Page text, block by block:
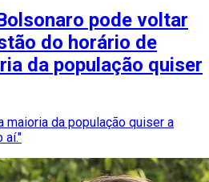
pode voltar
do horário de
da população quiser
maioria da população quiser a
aí."